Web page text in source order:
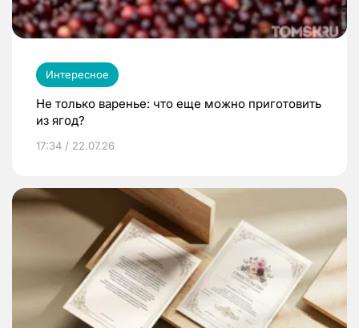
Интересное
Не только варенье: что еще можно приготовить
из ягод?
17:34 / 22.07.26